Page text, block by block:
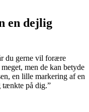
en dejlig
du gerne vil forære
men de kan betyde
en lille markering af en
tænkte på dig.”